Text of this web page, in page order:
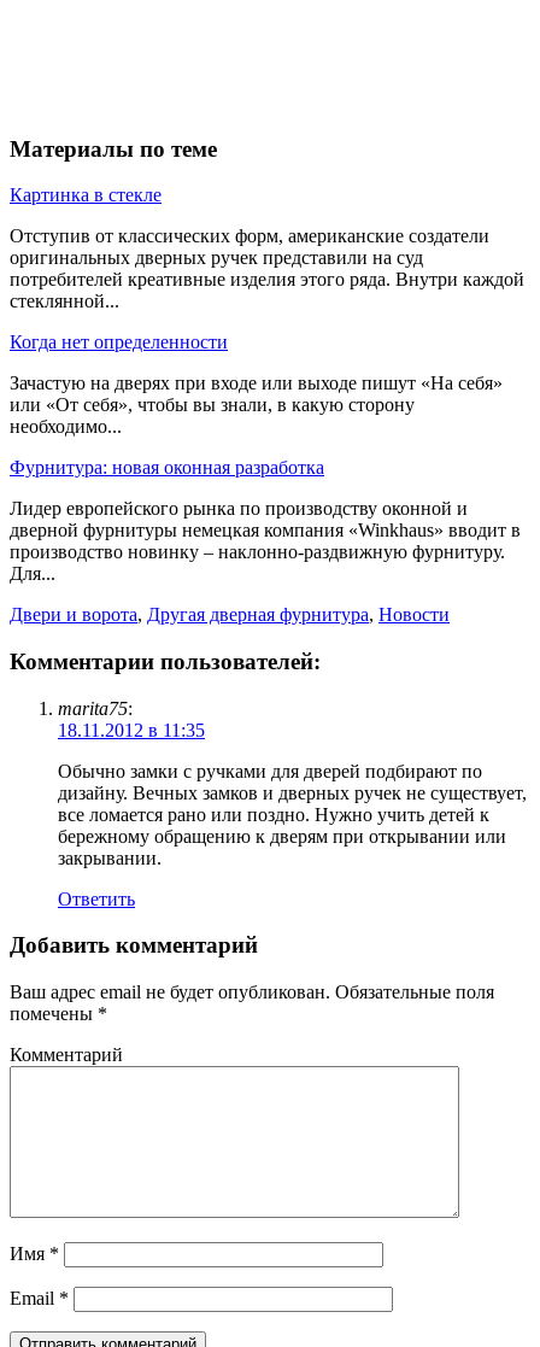
Материалы по теме
Картинка в стекле
Отступив от классических форм, американские создатели
оригинальных дверных ручек представили на суд
потребителей креативные изделия этого ряда. Внутри каждой
стеклянной...
Когда нет определенности
Зачастую на дверях при входе или выходе пишут «На себя»
или «От себя», чтобы вы знали, в какую сторону
необходимо...
Фурнитура: новая оконная разработка
Лидер европейского рынка по производству оконной и
дверной фурнитуры немецкая компания «Winkhaus» вводит в
производство новинку – наклонно-раздвижную фурнитуру.
Для...
Двери и ворота, Другая дверная фурнитура, Новости
Комментарии пользователей:
marita75:
18.11.2012 в 11:35
Обычно замки с ручками для дверей подбирают по
дизайну. Вечных замков и дверных ручек не существует,
все ломается рано или поздно. Нужно учить детей к
бережному обращению к дверям при открывании или
закрывании.
Ответить
Добавить комментарий
Ваш адрес email не будет опубликован. Обязательные поля
помечены *
Комментарий
Имя *
Email *